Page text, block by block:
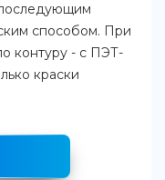
способом. При
контуру - с ПЭТ-
краски